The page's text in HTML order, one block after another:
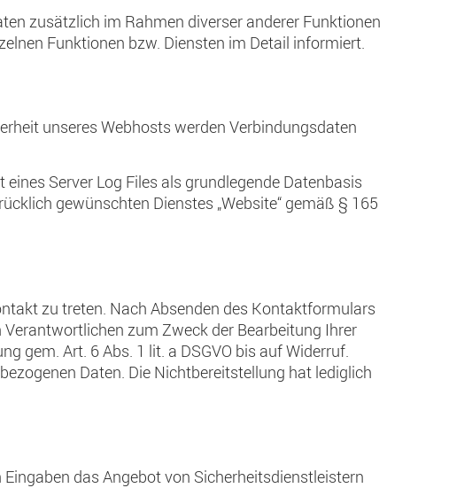
zusätzlich im Rahmen diverser anderer Funktionen
Funktionen bzw. Diensten im Detail informiert.
unseres Webhosts werden Verbindungsdaten
Server Log Files als grundlegende Datenbasis
gewünschten Dienstes „Website“ gemäß § 165
zu treten. Nach Absenden des Kontaktformulars
zum Zweck der Bearbeitung Ihrer
gem. Art. 6 Abs. 1 lit. a DSGVO bis auf Widerruf.
Daten. Die Nichtbereitstellung hat lediglich
das Angebot von Sicherheitsdienstleistern